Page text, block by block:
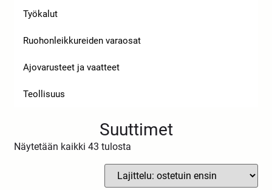
Työkalut
Ruohonleikkureiden varaosat
Ajovarusteet ja vaatteet
Teollisuus
Suuttimet
Näytetään kaikki 43 tulosta